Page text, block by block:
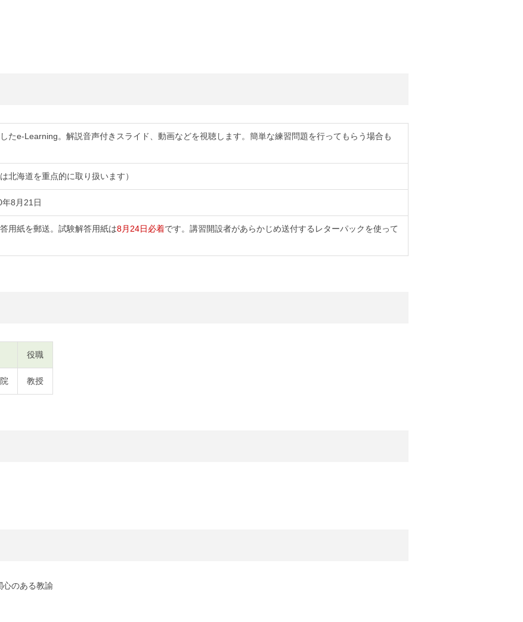
たe-Learning。解説音声付きスライド、動画などを視聴します。簡単な練習問題を行ってもらう場合も
北海道を重点的に取り扱います）
8月21日
用紙を郵送。試験解答用紙は8月24日必着です。講習開設者があらかじめ送付するレターパックを使って
役職
教授
心のある教諭